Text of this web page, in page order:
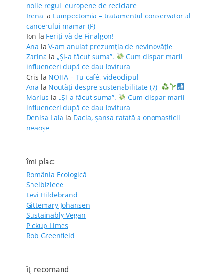
noile reguli europene de reciclare
Irena la Lumpectomia – tratamentul conservator al
cancerului mamar (P)
Ion la Feriţi-vă de Finalgon!
Ana la V-am anulat prezumția de nevinovăție
Zarina la „Și-a făcut suma”.
Cum dispar marii
influenceri după ce dau lovitura
Cris la NOHA – Tu café, videoclipul
Ana la Noutăți despre sustenabilitate (7)
Marius la „Și-a făcut suma”.
Cum dispar marii
influenceri după ce dau lovitura
Denisa Lala la Dacia, șansa ratată a onomasticii
neaoșe
îmi plac:
România Ecologică
Shelbizleee
Levi Hildebrand
Gittemary Johansen
Sustainably Vegan
Pickup Limes
Rob Greenfield
îţi recomand